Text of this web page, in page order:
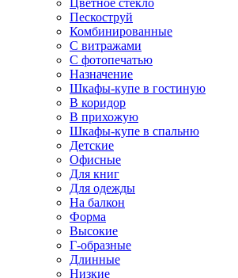
Цветное стекло
Пескоструй
Комбинированные
С витражами
С фотопечатью
Назначение
Шкафы-купе в гостиную
В коридор
В прихожую
Шкафы-купе в спальню
Детские
Офисные
Для книг
Для одежды
На балкон
Форма
Высокие
Г-образные
Длинные
Низкие